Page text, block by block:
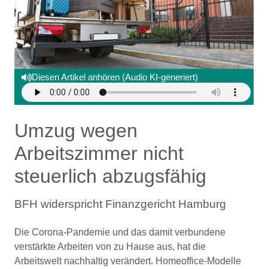
Diesen Artikel anhören (Audio KI-generiert)
Umzug wegen
Arbeitszimmer nicht
steuerlich abzugsfähig
BFH widerspricht Finanzgericht Hamburg
Die Corona-Pandemie und das damit verbundene
verstärkte Arbeiten von zu Hause aus, hat die
Arbeitswelt nachhaltig verändert. Homeoffice-Modelle